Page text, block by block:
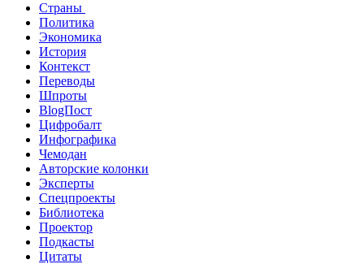
Страны
Политика
Экономика
История
Контекст
Переводы
Шпроты
BlogПост
Цифробалт
Инфографика
Чемодан
Авторские колонки
Эксперты
Спецпроекты
Библиотека
Проектор
Подкасты
Цитаты